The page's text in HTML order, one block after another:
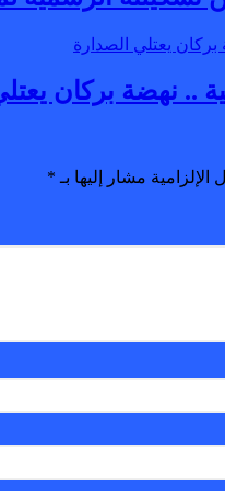
.. نهضة بركان
الإلزامية مشار إليها بـ *